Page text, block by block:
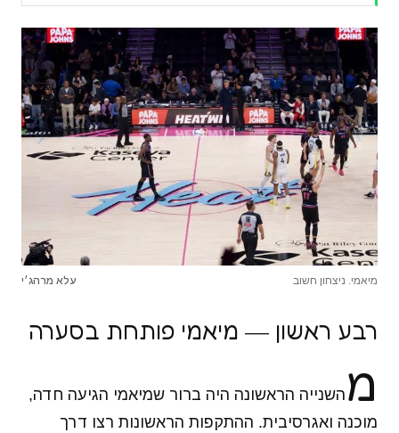
מיאמי. ניצחון חשוב עלא מרהג׳י
רבע ראשון — מיאמי פותחת בסערה
מ השנייה הראשונה היה ברור שמיאמי הגיעה חדה,
מוכנה ואגרסיבית. ההתקפות הראשונות רצו דרך